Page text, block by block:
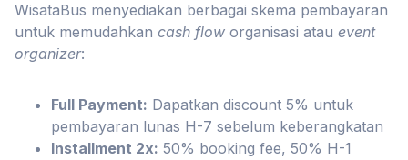
WisataBus menyediakan berbagai skema pembayaran
untuk memudahkan cash flow organisasi atau event
organizer:
Full Payment: Dapatkan discount 5% untuk
pembayaran lunas H-7 sebelum keberangkatan
Installment 2x: 50% booking fee, 50% H-1